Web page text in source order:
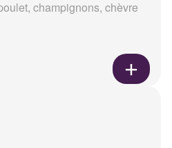
champignons, chèvre